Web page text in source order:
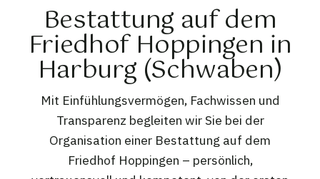
Bestattung auf dem
Friedhof Hoppingen in
Harburg (Schwaben)
Mit Einfühlungsvermögen, Fachwissen und
Transparenz begleiten wir Sie bei der
Organisation einer Bestattung auf dem
Friedhof Hoppingen – persönlich,